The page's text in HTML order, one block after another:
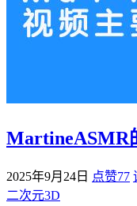
MartineASMR
2025年9月24日 点赞77
二次元3D